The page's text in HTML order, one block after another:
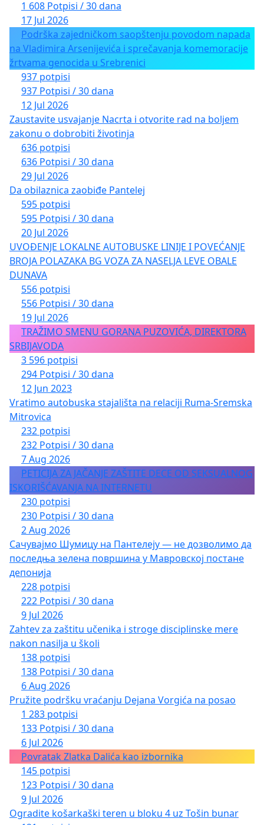
1 608 Potpisi / 30 dana
17 Jul 2026
Podrška zajedničkom saopštenju povodom napada
na Vladimira Arsenijevića i sprečavanja komemoracije
žrtvama genocida u Srebrenici
937 potpisi
937 Potpisi / 30 dana
12 Jul 2026
Zaustavite usvajanje Nacrta i otvorite rad na boljem
zakonu o dobrobiti životinja
636 potpisi
636 Potpisi / 30 dana
29 Jul 2026
Da obilaznica zaobiđe Pantelej
595 potpisi
595 Potpisi / 30 dana
20 Jul 2026
UVOĐENJE LOKALNE AUTOBUSKE LINIJE I POVEĆANJE
BROJA POLAZAKA BG VOZA ZA NASELJA LEVE OBALE
DUNAVA
556 potpisi
556 Potpisi / 30 dana
19 Jul 2026
TRAŽIMO SMENU GORANA PUZOVIĆA, DIREKTORA
SRBIJAVODA
3 596 potpisi
294 Potpisi / 30 dana
12 Jun 2023
Vratimo autobuska stajališta na relaciji Ruma-Sremska
Mitrovica
232 potpisi
232 Potpisi / 30 dana
7 Aug 2026
PETICIJA ZA JAČANJE ZAŠTITE DECE OD SEKSUALNOG
ISKORIŠĆAVANJA NA INTERNETU
230 potpisi
230 Potpisi / 30 dana
2 Aug 2026
Сачувајмо Шумицу на Пантелеју — не дозволимо да
последња зелена површина у Мавровској постане
депонија
228 potpisi
222 Potpisi / 30 dana
9 Jul 2026
Zahtev za zaštitu učenika i stroge disciplinske mere
nakon nasilja u školi
138 potpisi
138 Potpisi / 30 dana
6 Aug 2026
Pružite podršku vraćanju Dejana Vorgića na posao
1 283 potpisi
133 Potpisi / 30 dana
6 Jul 2026
Povratak Zlatka Dalića kao izbornika
145 potpisi
123 Potpisi / 30 dana
9 Jul 2026
Ogradite košarkaški teren u bloku 4 uz Tošin bunar